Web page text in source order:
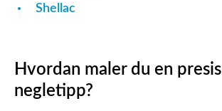
Shellac
Hvordan maler du en
negletipp?